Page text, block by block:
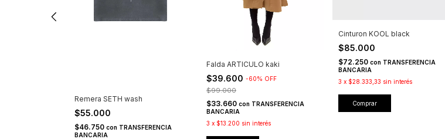
Remera SETH wash
$55.000
$46.750 con TRANSFERENCIA
BANCARIA
Falda ARTICULO kaki
$39.600 -60% OFF
$99.000
$33.660 con TRANSFERENCIA
BANCARIA
3 x $13.200 sin interés
Cinturon KOOL black
$85.000
$72.250 con TRANSFERENCIA
BANCARIA
3 x $28.333,33 sin interés
Comprar